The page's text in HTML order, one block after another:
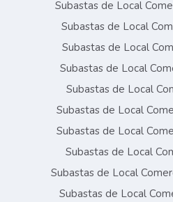
Subastas de Local
Subastas de Local
Subastas de Local
Subastas de Local
Subastas de Local
Subastas de Local
Subastas de Local
Subastas de Local
Subastas de Local
Subastas de Local